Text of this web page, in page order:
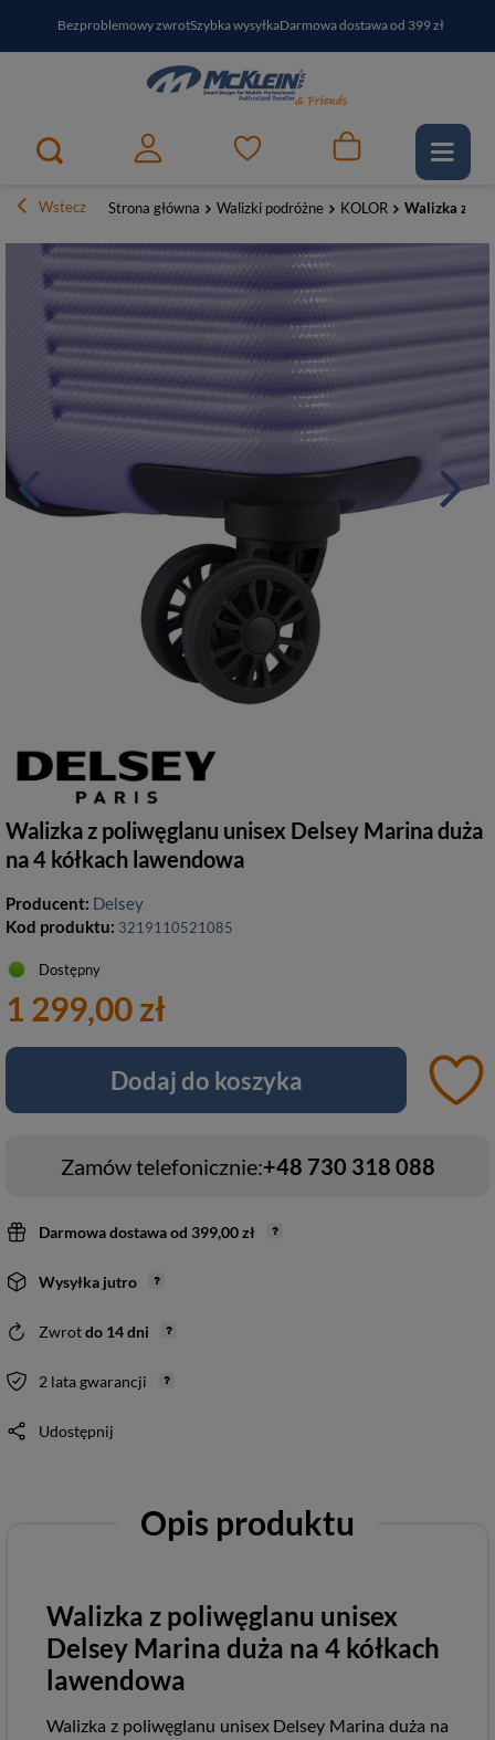
Bezproblemowy zwrotSzybka wysyłkaDarmowa dostawa od 399 zł
PayPo - kup i zapłać za30 dniZapisz się do newslettera i odbierz RABAT
Wstecz Strona główna Walizki podróżne KOLOR Walizka z
Walizka z poliwęglanu unisex Delsey Marina duża
na 4 kółkach lawendowa
Producent: Delsey
Kod produktu: 3219110521085
Dostępny
1 299,00 zł
Dodaj do koszyka
Zamów telefonicznie:+48 730 318 088
Darmowa dostawaod 399,00 zł
Wysyłka jutro
Zwrotdo 14dni
2 lata gwarancji
Udostępnij
Opis produktu
Walizka z poliwęglanu unisex
Delsey Marina duża na 4 kółkach
lawendowa
Walizka z poliwęglanu unisex Delsey Marina duża na